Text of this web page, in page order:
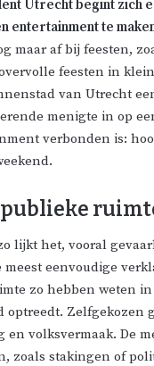
Utrechtbegint zich
entertainment te
maar af bij feesten,
feesten in
van Utrecht
menigte in op
verbonden is:
publieke
lijkt het, vooral
meest eenvoudige
zo hebben weten
Zelfgekozen
en volksvermaak. De
zoals stakingen of